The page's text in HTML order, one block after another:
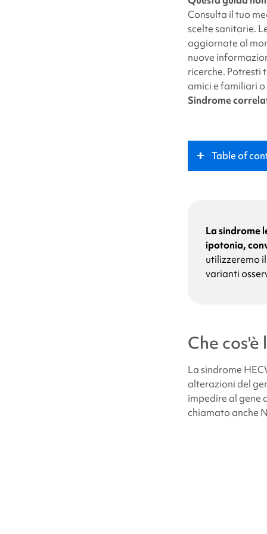
twitter
Consulta il tuo
scelte sanitarie.
aggiornate al
nuove
ricerche. Potresti
amici e familiari
Sindrome
Table of
Ruolo chiave
Sintomi
Perché mio
Quali sono le
HECW2?
La sindrome
ipotonia,
utilizzeremo
varianti
Che cos'è
Lasindrome
alterazioni del
impedire al gene
chiamato anche